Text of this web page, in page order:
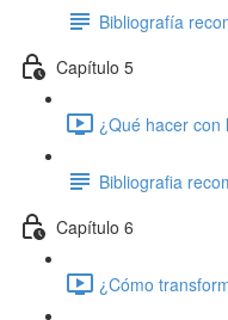
Bibliografía
Capítulo 5
¿Qué hacer
Bibliografia
Capítulo 6
¿Cómo